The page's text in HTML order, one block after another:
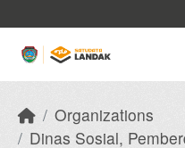
Organizations
Dinas Sosial,